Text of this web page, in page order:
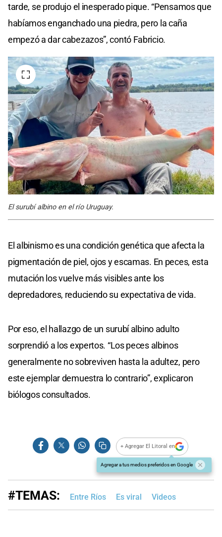
tarde, se produjo el inesperado pique. “Pensamos que
habíamos enganchado una piedra, pero la caña
empezó a dar cabezazos”, contó Fabricio.
El surubí albino en el río Uruguay.
El albinismo es una condición genética que afecta la
pigmentación de piel, ojos y escamas. En peces, esta
mutación los vuelve más visibles ante los
depredadores, reduciendo su expectativa de vida.
Por eso, el hallazgo de un surubí albino adulto
sorprendió a los expertos. “Los peces albinos
generalmente no sobreviven hasta la adultez, pero
este ejemplar demuestra lo contrario”, explicaron
biólogos consultados.
+ Agregar El Litoral en
Agregar a tus medios preferidos en Google
#TEMAS: Entre Ríos Es viral Videos